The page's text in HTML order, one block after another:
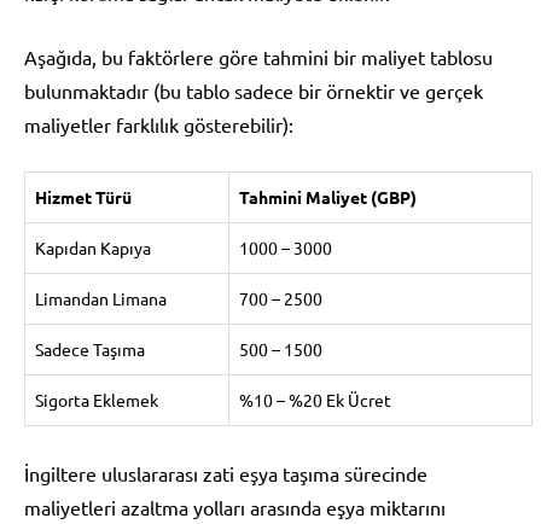
Aşağıda, bu faktörlere göre tahmini bir maliyet tablosu
bulunmaktadır (bu tablo sadece bir örnektir ve gerçek
maliyetler farklılık gösterebilir):
Hizmet Türü Tahmini Maliyet (GBP)
Kapıdan Kapıya 1000 – 3000
Limandan Limana 700 – 2500
Sadece Taşıma 500 – 1500
Sigorta Eklemek %10 – %20 Ek Ücret
İngiltere uluslararası zati eşya taşıma sürecinde
maliyetleri azaltma yolları arasında eşya miktarını